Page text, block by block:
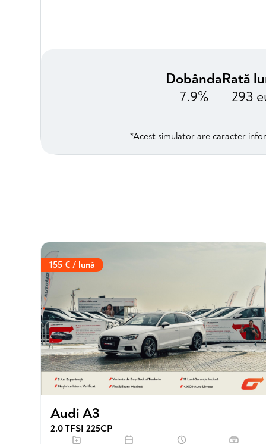
Dobânda
7.9%
Rată
293
*Acest simulator are caracter
155 € / lună
Audi A3
2.0 TFSI 225CP